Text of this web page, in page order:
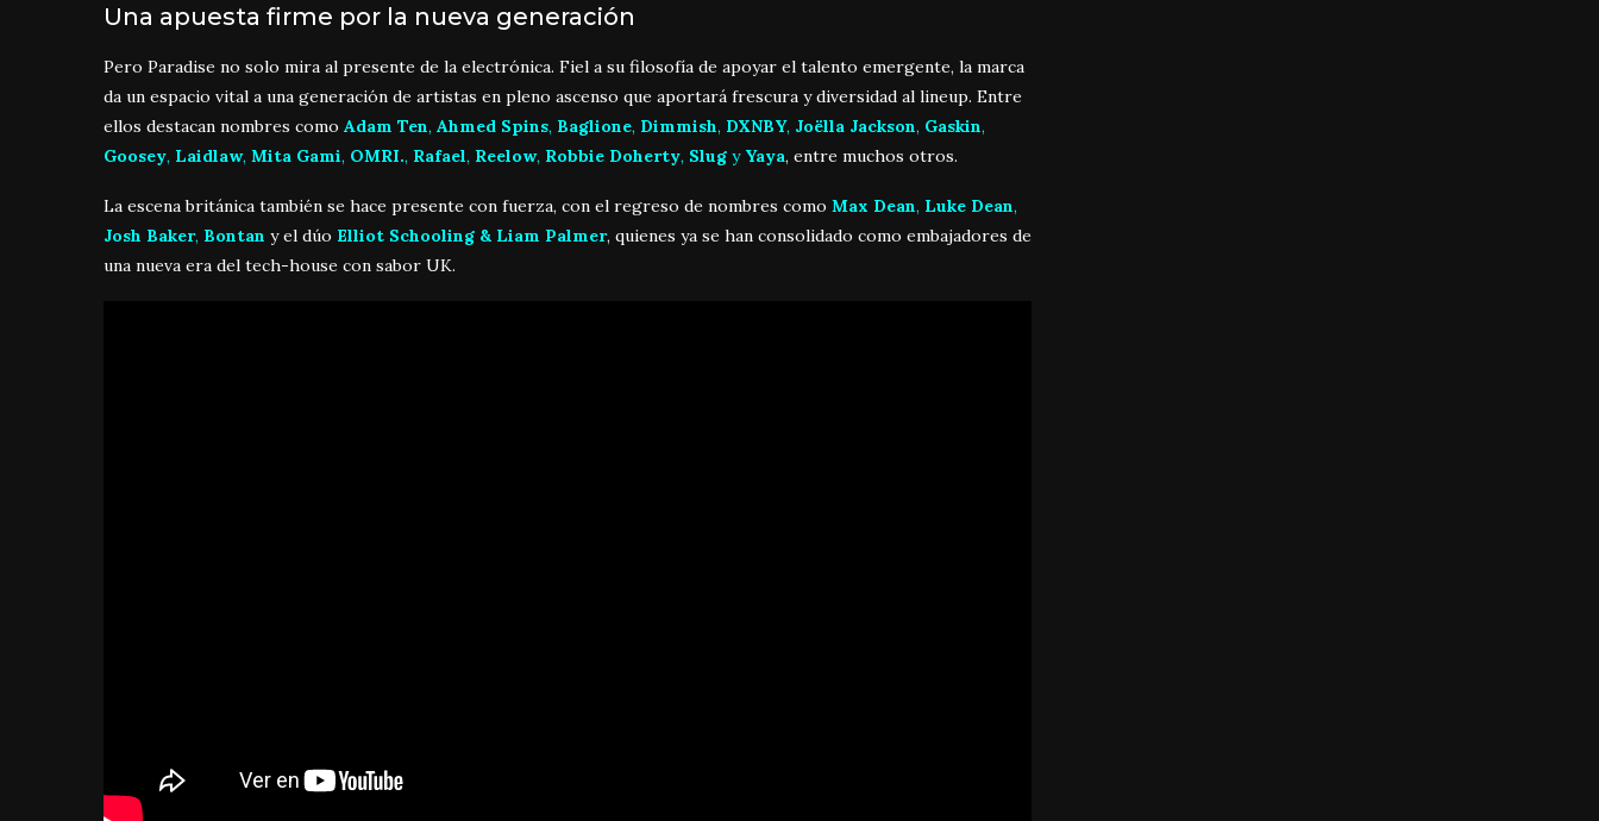
Una apuesta firme por la nueva generación
Pero Paradise no solo mira al presente de la electrónica. Fiel a su filosofía de apoyar el talento emergente, la marca
da un espacio vital a una generación de artistas en pleno ascenso que aportará frescura y diversidad al lineup. Entre
ellos destacan nombres como Adam Ten, Ahmed Spins, Baglione, Dimmish, DXNBY, Joëlla Jackson, Gaskin,
Goosey, Laidlaw, Mita Gami, OMRI., Rafael, Reelow, Robbie Doherty, Slug y Yaya, entre muchos otros.
La escena británica también se hace presente con fuerza, con el regreso de nombres como Max Dean, Luke Dean,
Josh Baker, Bontan y el dúo Elliot Schooling & Liam Palmer, quienes ya se han consolidado como embajadores de
una nueva era del tech-house con sabor UK.